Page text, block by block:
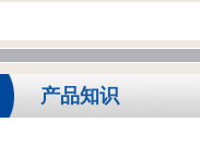
产品知识